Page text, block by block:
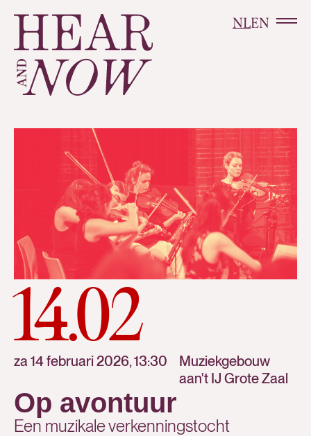
NLEN
14.02
za 14 februari 2026, 13:30
Muziekgebouw
aan't IJ Grote Zaal
Op avontuur
Een muzikale verkenningstocht